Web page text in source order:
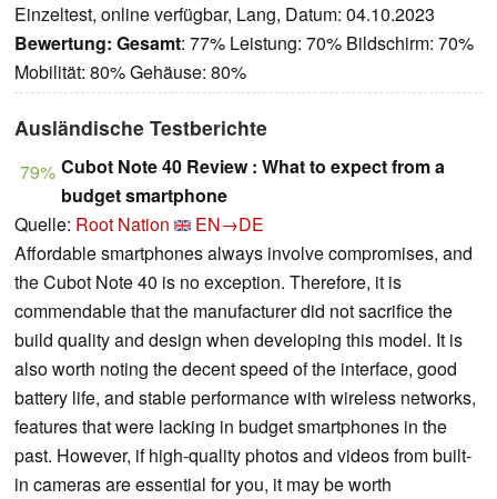
Einzeltest, online verfügbar, Lang, Datum: 04.10.2023
Bewertung: Gesamt: 77% Leistung: 70% Bildschirm: 70%
Mobilität: 80% Gehäuse: 80%
Ausländische Testberichte
79% Cubot Note 40 Review : What to expect from a
budget smartphone
Quelle: Root Nation
EN→DE
Affordable smartphones always involve compromises, and
the Cubot Note 40 is no exception. Therefore, it is
commendable that the manufacturer did not sacrifice the
build quality and design when developing this model. It is
also worth noting the decent speed of the interface, good
battery life, and stable performance with wireless networks,
features that were lacking in budget smartphones in the
past. However, if high-quality photos and videos from built-
in cameras are essential for you, it may be worth